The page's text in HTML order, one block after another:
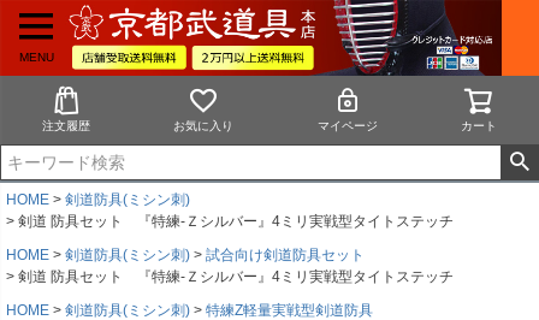
MENU
注文履歴 お気に入り マイページ カート
HOME
剣道防具(ミシン刺)
剣道 防具セット 『特練-Ｚシルバー』4ミリ実戦型タイトステッチ
HOME
剣道防具(ミシン刺)
試合向け剣道防具セット
剣道 防具セット 『特練-Ｚシルバー』4ミリ実戦型タイトステッチ
HOME
剣道防具(ミシン刺)
特練Z軽量実戦型剣道防具